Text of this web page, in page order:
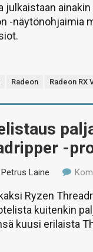
julkaistaan
-näytönohjaimia
Radeon Radeon RX
-
Petrus Laine
Ryzen
kuitenkin
kuusi erilaista